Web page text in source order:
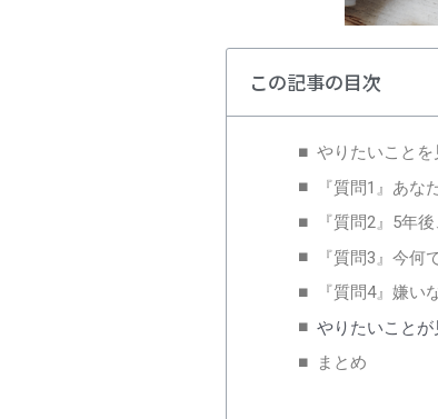
この記事の目次
やりたいことを
『質問1』あな
『質問2』5年
『質問3』今何
『質問4』嫌い
やりたいこと
まとめ